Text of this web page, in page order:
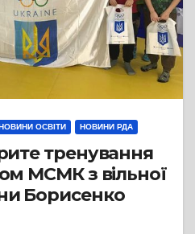
ОСВІТИ НОВИНИ РДА
тренування
МСМК з вільної
Тетяни Борисенко